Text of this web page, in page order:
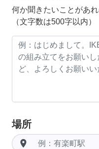
何か聞きたいことがあ
（文字数は500字以内）
場所
room